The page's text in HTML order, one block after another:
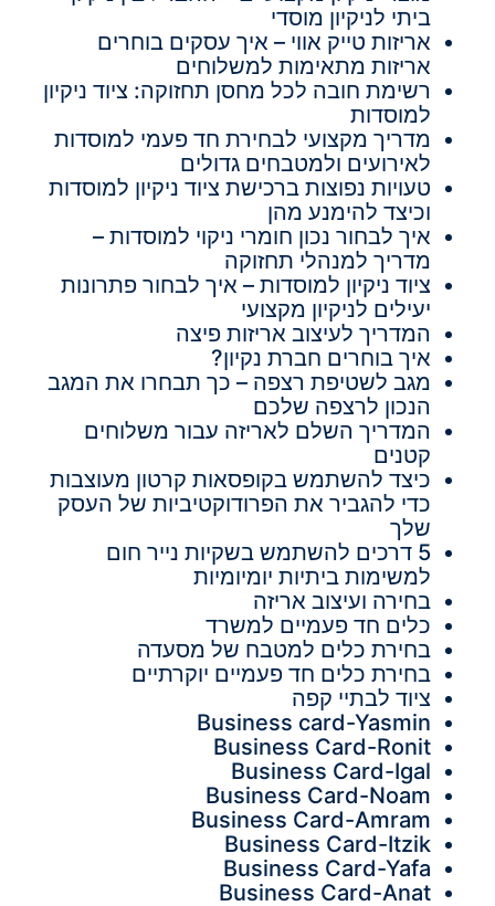
ביתי לניקיון מוסדי
אריזות טייק אווי – איך עסקים בוחרים
אריזות מתאימות למשלוחים
רשימת חובה לכל מחסן תחזוקה: ציוד ניקיון
למוסדות
מדריך מקצועי לבחירת חד פעמי למוסדות
לאירועים ולמטבחים גדולים
טעויות נפוצות ברכישת ציוד ניקיון למוסדות
וכיצד להימנע מהן
איך לבחור נכון חומרי ניקוי למוסדות –
מדריך למנהלי תחזוקה
ציוד ניקיון למוסדות – איך לבחור פתרונות
יעילים לניקיון מקצועי
המדריך לעיצוב אריזות פיצה
איך בוחרים חברת נקיון?
מגב לשטיפת רצפה – כך תבחרו את המגב
הנכון לרצפה שלכם
המדריך השלם לאריזה עבור משלוחים
קטנים
כיצד להשתמש בקופסאות קרטון מעוצבות
כדי להגביר את הפרודוקטיביות של העסק
שלך
5 דרכים להשתמש בשקיות נייר חום
למשימות ביתיות יומיומיות
בחירה ועיצוב אריזה
כלים חד פעמיים למשרד
בחירת כלים למטבח של מסעדה
בחירת כלים חד פעמיים יוקרתיים
ציוד לבתיי קפה
Business card-Yasmin
Business Card-Ronit
Business Card-Igal
Business Card-Noam
Business Card-Amram
Business Card-Itzik
Business Card-Yafa
Business Card-Anat